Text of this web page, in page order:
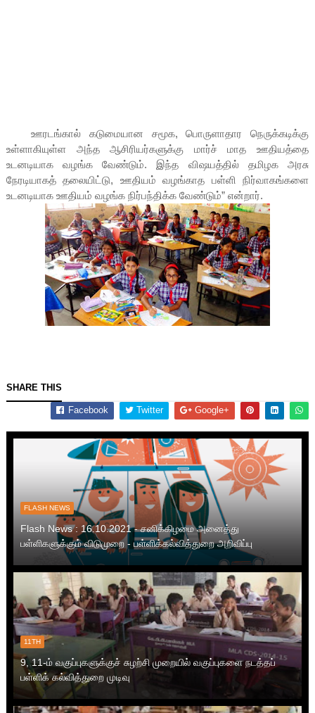
ஊரடங்கால் கடுமையான சமூக, பொருளாதார நெருக்கடிக்கு
உள்ளாகியுள்ள அந்த ஆசிரியர்களுக்கு மார்ச் மாத ஊதியத்தை
உடனடியாக வழங்க வேண்டும். இந்த விஷயத்தில் தமிழக அரசு
நேரடியாகத் தலையிட்டு, ஊதியம் வழங்காத பள்ளி நிர்வாகங்களை
உடனடியாக ஊதியம் வழங்க நிர்பந்திக்க வேண்டும்” என்றார்.
SHARE THIS
Facebook Twitter Google+
FLASH NEWS
Flash News : 16.10.2021 - சனிக்கிழமை அனைத்து
பள்ளிகளுக்கும் விடுமுறை - பள்ளிக்கல்வித்துறை அறிவிப்பு
11TH
9, 11-ம் வகுப்புகளுக்குச் சுழற்சி முறையில் வகுப்புகளை நடத்தப்
பள்ளிக் கல்வித்துறை முடிவு